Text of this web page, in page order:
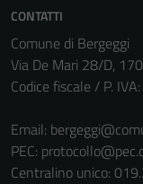
CONTATTI
Comune di Bergeggi
Via De Mari 28/D,
Codice fiscale / P.
Email:
PEC:
Centralino unico: